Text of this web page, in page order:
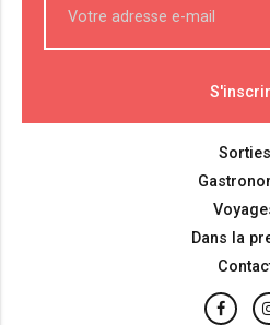
Sorties
Dans la